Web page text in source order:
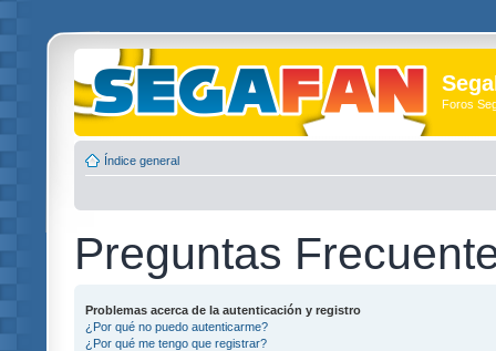
Foros
Índice general
Preguntas
Problemas acerca de la autenticación y registro
¿Por qué no puedo autenticarme?
¿Por qué me tengo que registrar?